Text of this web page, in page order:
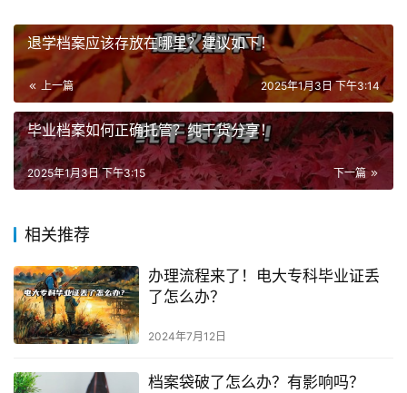
退学档案应该存放在哪里？建议如下！
上一篇 2025年1月3日 下午3:14
毕业档案如何正确托管？纯干货分享！
下一篇
2025年1月3日 下午3:15
相关推荐
办理流程来了！电大专科毕业证丢
了怎么办？
2024年7月12日
档案袋破了怎么办？有影响吗？